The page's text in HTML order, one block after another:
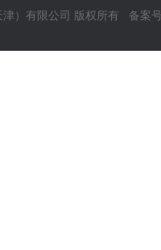
）有限公司 版权所有 备案